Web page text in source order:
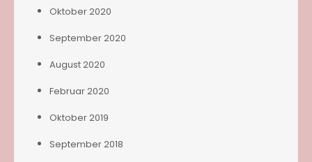
Oktober 2020
September 2020
August 2020
Februar 2020
Oktober 2019
September 2018